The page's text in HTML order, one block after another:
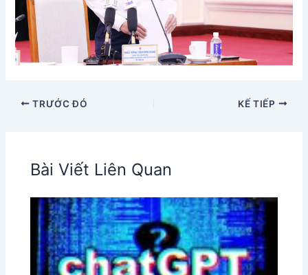
TRƯỚC ĐÓ KẾ TIẾP
Bài Viết Liên Quan